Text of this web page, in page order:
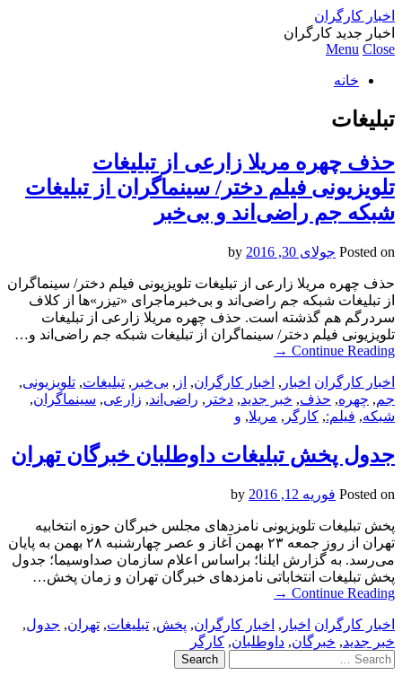
اخبار کارگران
اخبار جدید کارگران
Menu Close
خانه
تبلیغات
حذف چهره مریلا زارعی از تبلیغات
تلویزیونی فیلم دختر/ سینماگران از تبلیغات
شبکه جم راضی‌اند و بی‌خبر
Posted on جولای 30, 2016
حذف چهره مریلا زارعی از تبلیغات تلویزیونی فیلم دختر/ سینماگران
از تبلیغات شبکه جم راضی‌اند و بی‌خبرماجرای «تیزر»ها از کلاف
سردرگم هم گذشته است. حذف چهره مریلا زارعی از تبلیغات
تلویزیونی فیلم دختر/ سینماگران از تبلیغات شبکه جم راضی‌اند و…
Continue Reading
→
اخبار کارگران اخبار , اخبار کارگران, از , بی‌خبر , تبلیغات, تلویزیونی,
جم, چهره, حذف, خبر جدید, دختر , راضی‌اند, زارعی, سینماگران,
شبکه, فیلم:, کارگر , مریلا, و
جدول پخش تبلیغات داوطلبان خبرگان تهران
Posted on فوریه 12, 2016
پخش تبلیغات تلویزیونی نامزدهای مجلس خبرگان حوزه انتخابیه
تهران از روز جمعه ۲۳ بهمن آغاز و عصر چهارشنبه ۲۸ بهمن به پایان
می‌رسد. به گزارش ایلنا؛ براساس اعلام سازمان صداوسیما؛ جدول
پخش تبلیغات انتخاباتی نامزدهای خبرگان تهران و زمان پخش…
Continue Reading
→
اخبار کارگران اخبار , اخبار کارگران, پخش, تبلیغات, تهران, جدول,
خبر جدید, خبرگان, داوطلبان, کارگر
Search
for: